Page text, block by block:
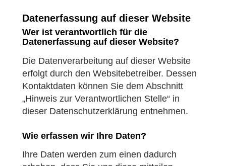
Datenerfassung auf dieser Website
Wer ist verantwortlich für die
Datenerfassung auf dieser Website?
Die Datenverarbeitung auf dieser Website
erfolgt durch den Websitebetreiber. Dessen
Kontaktdaten können Sie dem Abschnitt
„Hinweis zur Verantwortlichen Stelle“ in
dieser Datenschutzerklärung entnehmen.
Wie erfassen wir Ihre Daten?
Ihre Daten werden zum einen dadurch